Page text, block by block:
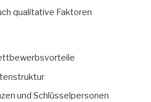
qualitative Faktoren
und Schlüsselpersonen